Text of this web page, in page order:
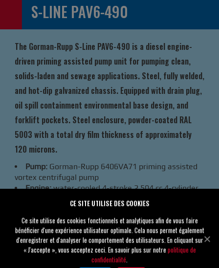
S-LINE PAV6-490
The Gorman-Rupp S-Line PAV6-490 is a diesel engine-
driven priming assisted pump unit for pumping clean,
solids-laden and sewage applications. Steel, fully welded,
and hot-dip galvanized chassis. Equipped with drain plug,
oil spill containment environmental base design, and
forklift pockets. Steel enclosure, powder-coated RAL
5003 with a total dry film thickness of approximately
120 microns.
Pump: Gorman-Rupp 6406VA71 priming assisted
vortex centrifugal pump
Engine:water-cooled 4-stroke 2.504 cc 4-cylinder
12.38” Open Vortex impeller
Réservoir :250 litres
Tare :2200 kg
CE SITE UTILISE DES COOKIES
Ce site utilise des cookies fonctionnels et analytiques afin de vous faire
bénéficier d'une expérience utilisateur optimale. Cela nous permet également
d'enregistrer et d'analyser le comportement des utilisateurs. En cliquant sur
« J'accepte », vous acceptez ceci. En savoir plus sur notre politique de
confidentialité.